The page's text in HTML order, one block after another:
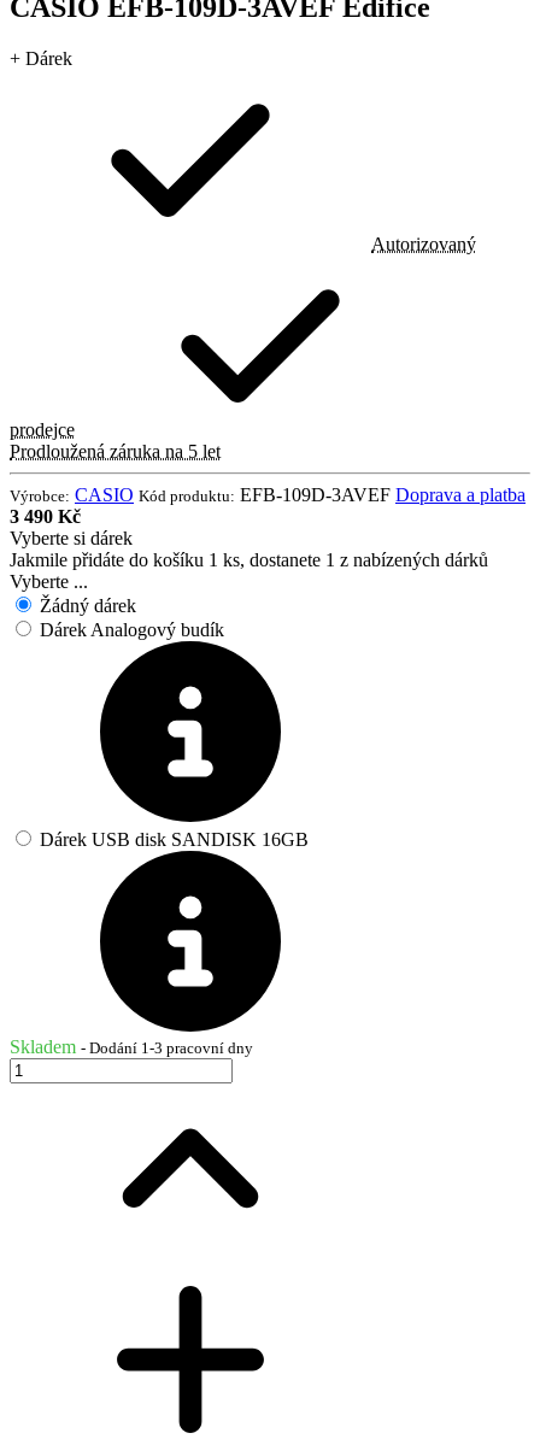
CASIO EFB-109D-3AVEF Edifice
+ Dárek
Autorizovaný
prodejce
Prodloužená záruka na 5 let
Výrobce: CASIO Kód produktu: EFB-109D-3AVEF Doprava a platba
3 490 Kč
Vyberte si dárek
Jakmile přidáte do košíku 1 ks, dostanete 1 z nabízených dárků
Vyberte ...
Žádný dárek
Dárek Analogový budík
Dárek USB disk SANDISK 16GB
Skladem - Dodání 1-3 pracovní dny